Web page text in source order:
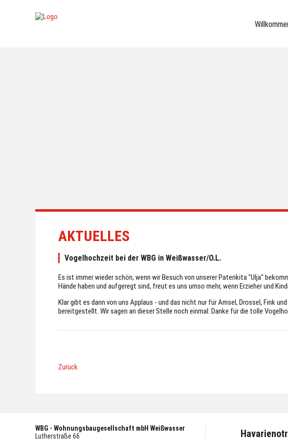
AKTUELLES
Vogelhochzeit bei der WBG in Weißwasser/O.L.
Es ist immer wieder schön, wenn wir Besuch von unserer Patenkita "Ulja"
Hände haben und aufgeregt sind, freut es uns umso mehr, wenn Erzieher und
Klar gibt es dann von uns Applaus - und das nicht nur für Amsel, Drossel, Fink
bereitgestellt. Wir sagen an dieser Stelle noch einmal: Danke für die tolle
Zurück
WBG - Wohnungsbaugesellschaft mbH Weißwasser
Lutherstraße 66